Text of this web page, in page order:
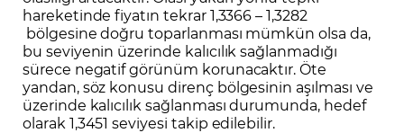
hareketinde fiyatın tekrar 1,3366 – 1,3282
bölgesine doğru toparlanması mümkün olsa da,
bu seviyenin üzerinde kalıcılık sağlanmadığı
sürece negatif görünüm korunacaktır. Öte
yandan, söz konusu direnç bölgesinin aşılması ve
üzerinde kalıcılık sağlanması durumunda, hedef
olarak 1,3451 seviyesi takip edilebilir.